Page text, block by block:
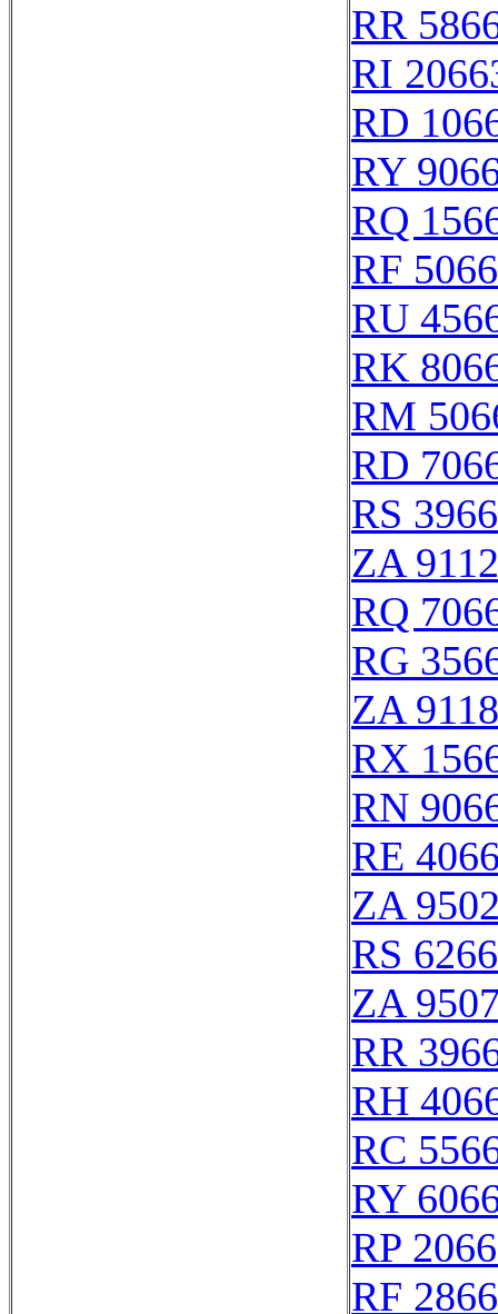
RR
RI
RD
RY
RQ
RF
RU
RK
RM
RD
RS
ZA
RQ
RG
ZA
RX
RN
RE
ZA
RS
ZA
RR
RH
RC
RY
RP
RF